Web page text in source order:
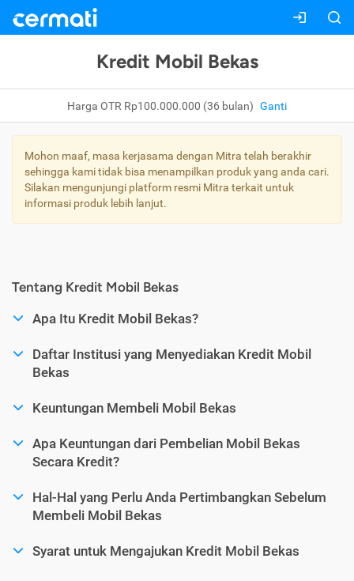
Kredit Mobil Bekas
Harga OTR Rp100.000.000 (36 bulan) Ganti
Mohon maaf, masa kerjasama dengan Mitra telah berakhir
sehingga kami tidak bisa menampilkan produk yang anda cari.
Silakan mengunjungi platform resmi Mitra terkait untuk
informasi produk lebih lanjut.
Tentang Kredit Mobil Bekas
Apa Itu Kredit Mobil Bekas?
Daftar Institusi yang Menyediakan Kredit Mobil
Bekas
Keuntungan Membeli Mobil Bekas
Apa Keuntungan dari Pembelian Mobil Bekas
Secara Kredit?
Hal-Hal yang Perlu Anda Pertimbangkan Sebelum
Membeli Mobil Bekas
Syarat untuk Mengajukan Kredit Mobil Bekas